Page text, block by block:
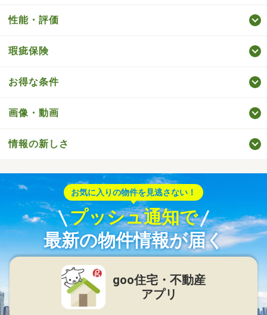
性能・評価
瑕疵保険
お得な条件
画像・動画
情報の新しさ
お気に入りの物件を見逃さない！
プッシュ通知で
最新の物件情報が届く
goo住宅・不動産
アプリ